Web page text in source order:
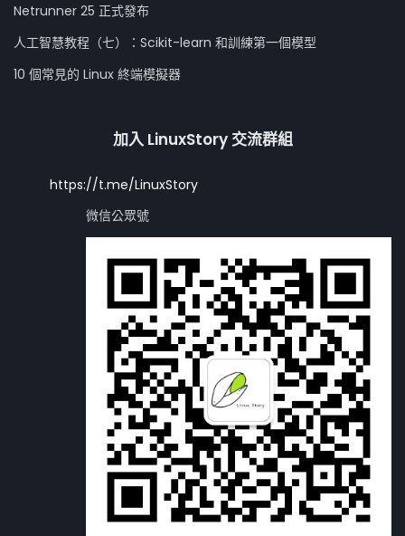
Netrunner 25 正式發布
人工智慧教程（七）：Scikit-learn 和訓練第一個模型
10 個常見的 Linux 終端模擬器
加入 LinuxStory 交流群組
https://t.me/LinuxStory
微信公眾號